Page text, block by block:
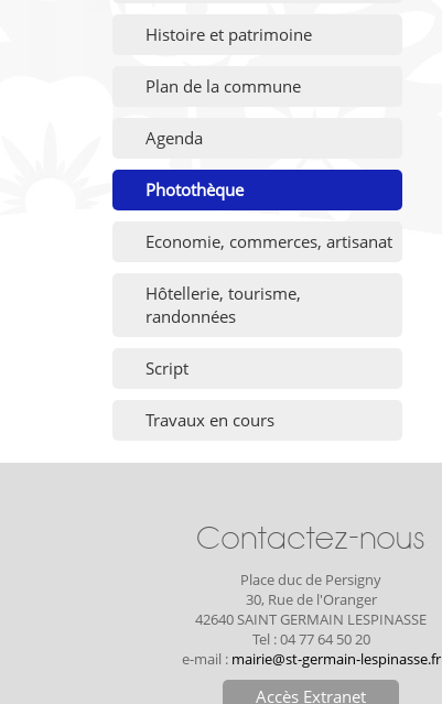
Histoire et patrimoine
Plan de la commune
Agenda
Photothèque
Economie, commerces, artisanat
Hôtellerie, tourisme,
randonnées
Script
Travaux en cours
Contactez-nous
Place duc de Persigny
30, Rue de l'Oranger
42640 SAINT GERMAIN LESPINASSE
Tel : 04 77 64 50 20
e-mail : mairie@st-germain-lespinasse.fr
Accès Extranet